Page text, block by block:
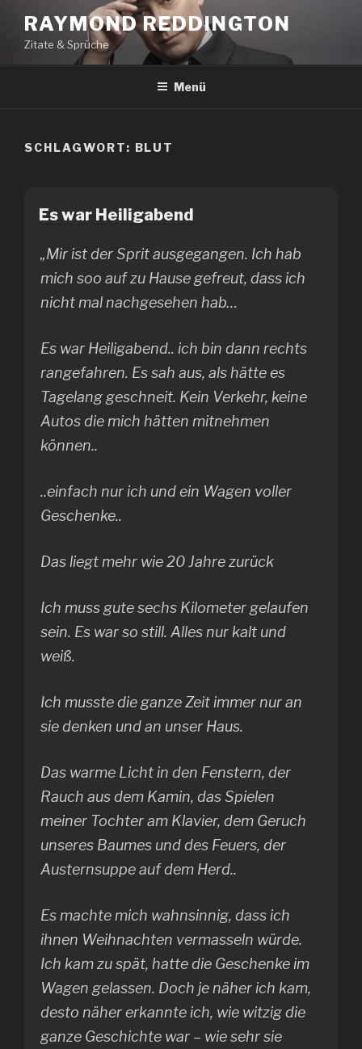
Inhalt
springen
RAYMOND REDDINGTON
Zitate & Sprüche
Menü
SCHLAGWORT: BLUT
Es war Heiligabend
„Mir ist der Sprit ausgegangen. Ich hab
mich soo auf zu Hause gefreut, dass ich
nicht mal nachgesehen hab…
Es war Heiligabend.. ich bin dann rechts
rangefahren. Es sah aus, als hätte es
Tagelang geschneit. Kein Verkehr, keine
Autos die mich hätten mitnehmen
können..
..einfach nur ich und ein Wagen voller
Geschenke..
Das liegt mehr wie 20 Jahre zurück
Ich muss gute sechs Kilometer gelaufen
sein. Es war so still. Alles nur kalt und
weiß.
Ich musste die ganze Zeit immer nur an
sie denken und an unser Haus.
Das warme Licht in den Fenstern, der
Rauch aus dem Kamin, das Spielen
meiner Tochter am Klavier, dem Geruch
unseres Baumes und des Feuers, der
Austernsuppe auf dem Herd..
Es machte mich wahnsinnig, dass ich
ihnen Weihnachten vermasseln würde.
Ich kam zu spät, hatte die Geschenke im
Wagen gelassen. Doch je näher ich kam,
desto näher erkannte ich, wie witzig die
ganze Geschichte war – wie sehr sie